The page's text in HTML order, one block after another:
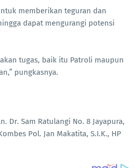
memberikan teguran dan
dapat mengurangi potensi
tugas, baik itu Patroli maupun
pungkasnya.
Dr. Sam Ratulangi No. 8 Jayapura,
Pol. Jan Makatita, S.I.K., HP